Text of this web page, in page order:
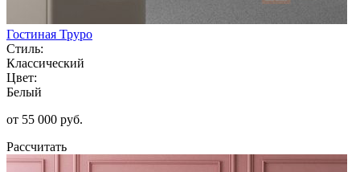
Гостиная Труро
Стиль:
Классический
Цвет:
Белый
от 55 000 руб.
Рассчитать